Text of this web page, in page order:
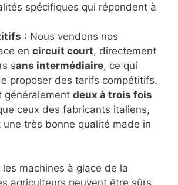
spécifiques qui répondent à
: Nous vendons nos
en circuit court, directement
sans intermédiaire, ce qui
proposer des tarifs compétitifs.
généralement deux à trois fois
ceux des fabricants italiens,
très bonne qualité made in
les machines à glace de la
agriculteurs peuvent être sûrs